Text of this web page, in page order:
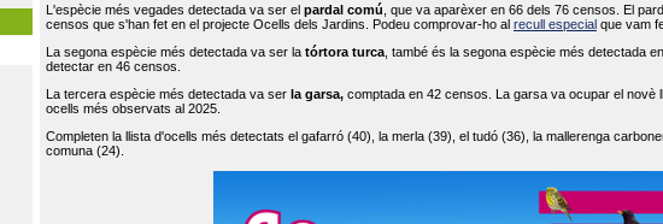
L'espècie més vegades detectada va ser el pardal comú , que va aparèxer en 66 dels 76 censos. El
censos que s'han fet en el projecte Ocells dels Jardins. Podeu comprovar-ho al recull especial que vam
La segona espècie més detectada va ser la tórtora turca , també és la segona espècie més detectada
detectar en 46 censos.
La tercera espècie més detectada va ser la garsa, comptada en 42 censos. La garsa va ocupar el
ocells més observats al 2025.
Completen la llista d'ocells més detectats el gafarró (40), la merla (39), el tudó (36), la mallerenga
comuna (24).